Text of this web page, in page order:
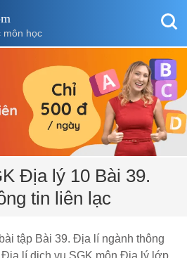
môn học
Địa lý 10 Bài 39.
tin liên lạc
tập Bài 39. Địa lí ngành thông